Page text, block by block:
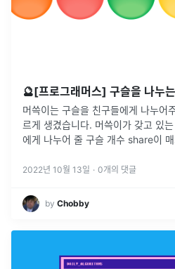
🔮[프로그래머스] 구슬을 나누
머쓱이는 구슬을 친구들에게 나누어
르게 생겼습니다. 머쓱이가 갖고 있
에게 나누어 줄 구슬 개수 share이
2022년 10월 13일 · 0개의 댓글
by Chobby